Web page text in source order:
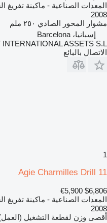
المعدات الصناعية - ماكينة تفريغ
2008
مشوار المحور الصادي ٢٥٠ ملم
إسبانيا، Barcelona
ASSETS S.L,
الاتصال بالبائع
1
Agie Charmilles Drill 11
$6,806
€5,900
المعدات الصناعية - ماكينة تفريغ
2008
أقصى وزن لقطعة التشغيل